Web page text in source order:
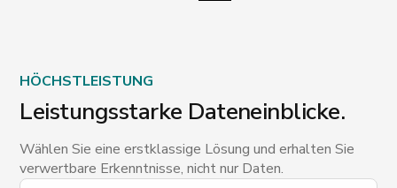
HÖCHSTLEISTUNG
Leistungsstarke Dateneinblicke.
Wählen Sie eine erstklassige Lösung und erhalten Sie
verwertbare Erkenntnisse, nicht nur Daten.